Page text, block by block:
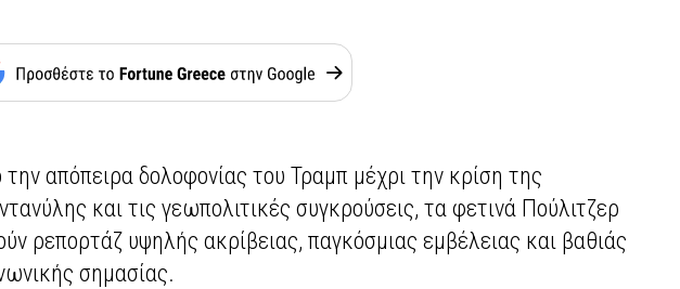
την απόπειρα δολοφονίας του Τραμπ μέχρι την κρίση της
και τις γεωπολιτικές συγκρούσεις, τα φετινά Πούλιτζερ
ρεπορτάζ υψηλής ακρίβειας, παγκόσμιας εμβέλειας και βαθιάς
σημασίας.